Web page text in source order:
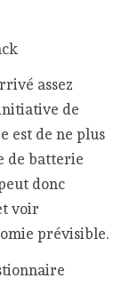
assez
de
est de ne plus
de batterie
donc
voir
prévisible.